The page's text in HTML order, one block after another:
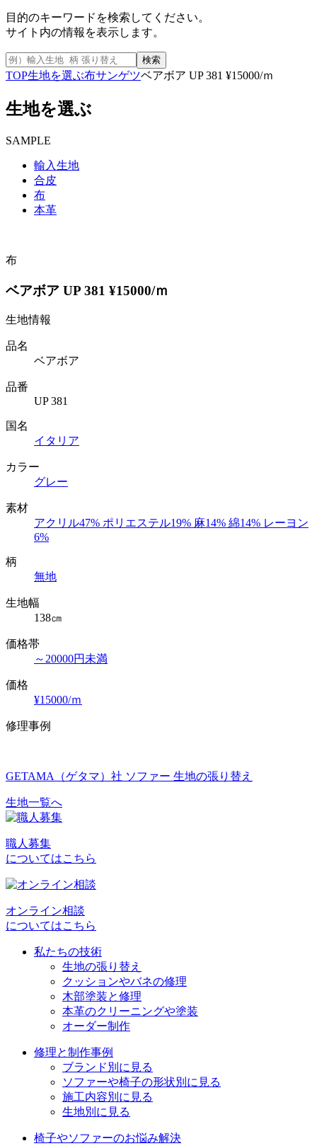
目的のキーワードを検索してください。
サイト内の情報を表示します。
検索
TOP生地を選ぶ布サンゲツベアボア UP 381 ¥15000/ｍ
生地を選ぶ
SAMPLE
輸入生地
合皮
布
本革
布
ベアボア UP 381 ¥15000/ｍ
生地情報
品名
ベアボア
品番
UP 381
国名
イタリア
カラー
グレー
素材
アクリル47% ポリエステル19% 麻14% 綿14% レーヨン
6%
柄
無地
生地幅
138㎝
価格帯
～20000円未満
価格
¥15000/ｍ
修理事例
GETAMA（ゲタマ）社 ソファー 生地の張り替え
投
ナ
ビ
ー
生地一覧へ
職人募集
についてはこちら
オンライン相談
についてはこちら
私たちの技術
生地の張り替え
クッションやバネの修理
木部塗装と修理
本革のクリーニングや塗装
オーダー制作
修理と制作事例
ブランド別に見る
ソファーや椅子の形状別に見る
施工内容別に見る
生地別に見る
椅子やソファーのお悩み解決